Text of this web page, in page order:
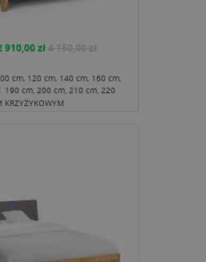
910,00 zł4 150,00 zł
cm, 120 cm, 140 cm, 160 cm,
190 cm, 200 cm, 210 cm, 220
KRZYŻYKOWYM